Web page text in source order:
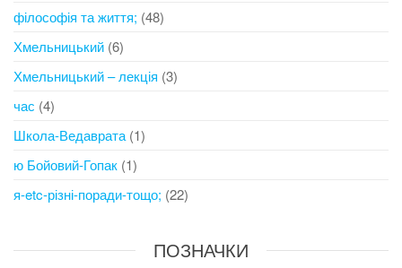
філософія та життя; (48)
Хмельницький (6)
Хмельницький – лекція (3)
час (4)
Школа-Ведаврата(1)
ю Бойовий-Гопак (1)
я-etc-різні-поради-тощо; (22)
ПОЗНАЧКИ